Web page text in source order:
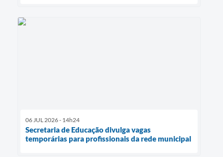
06 JUL 2026 - 14h24
Secretaria de Educação divulga vagas
temporárias para profissionais da rede municipal